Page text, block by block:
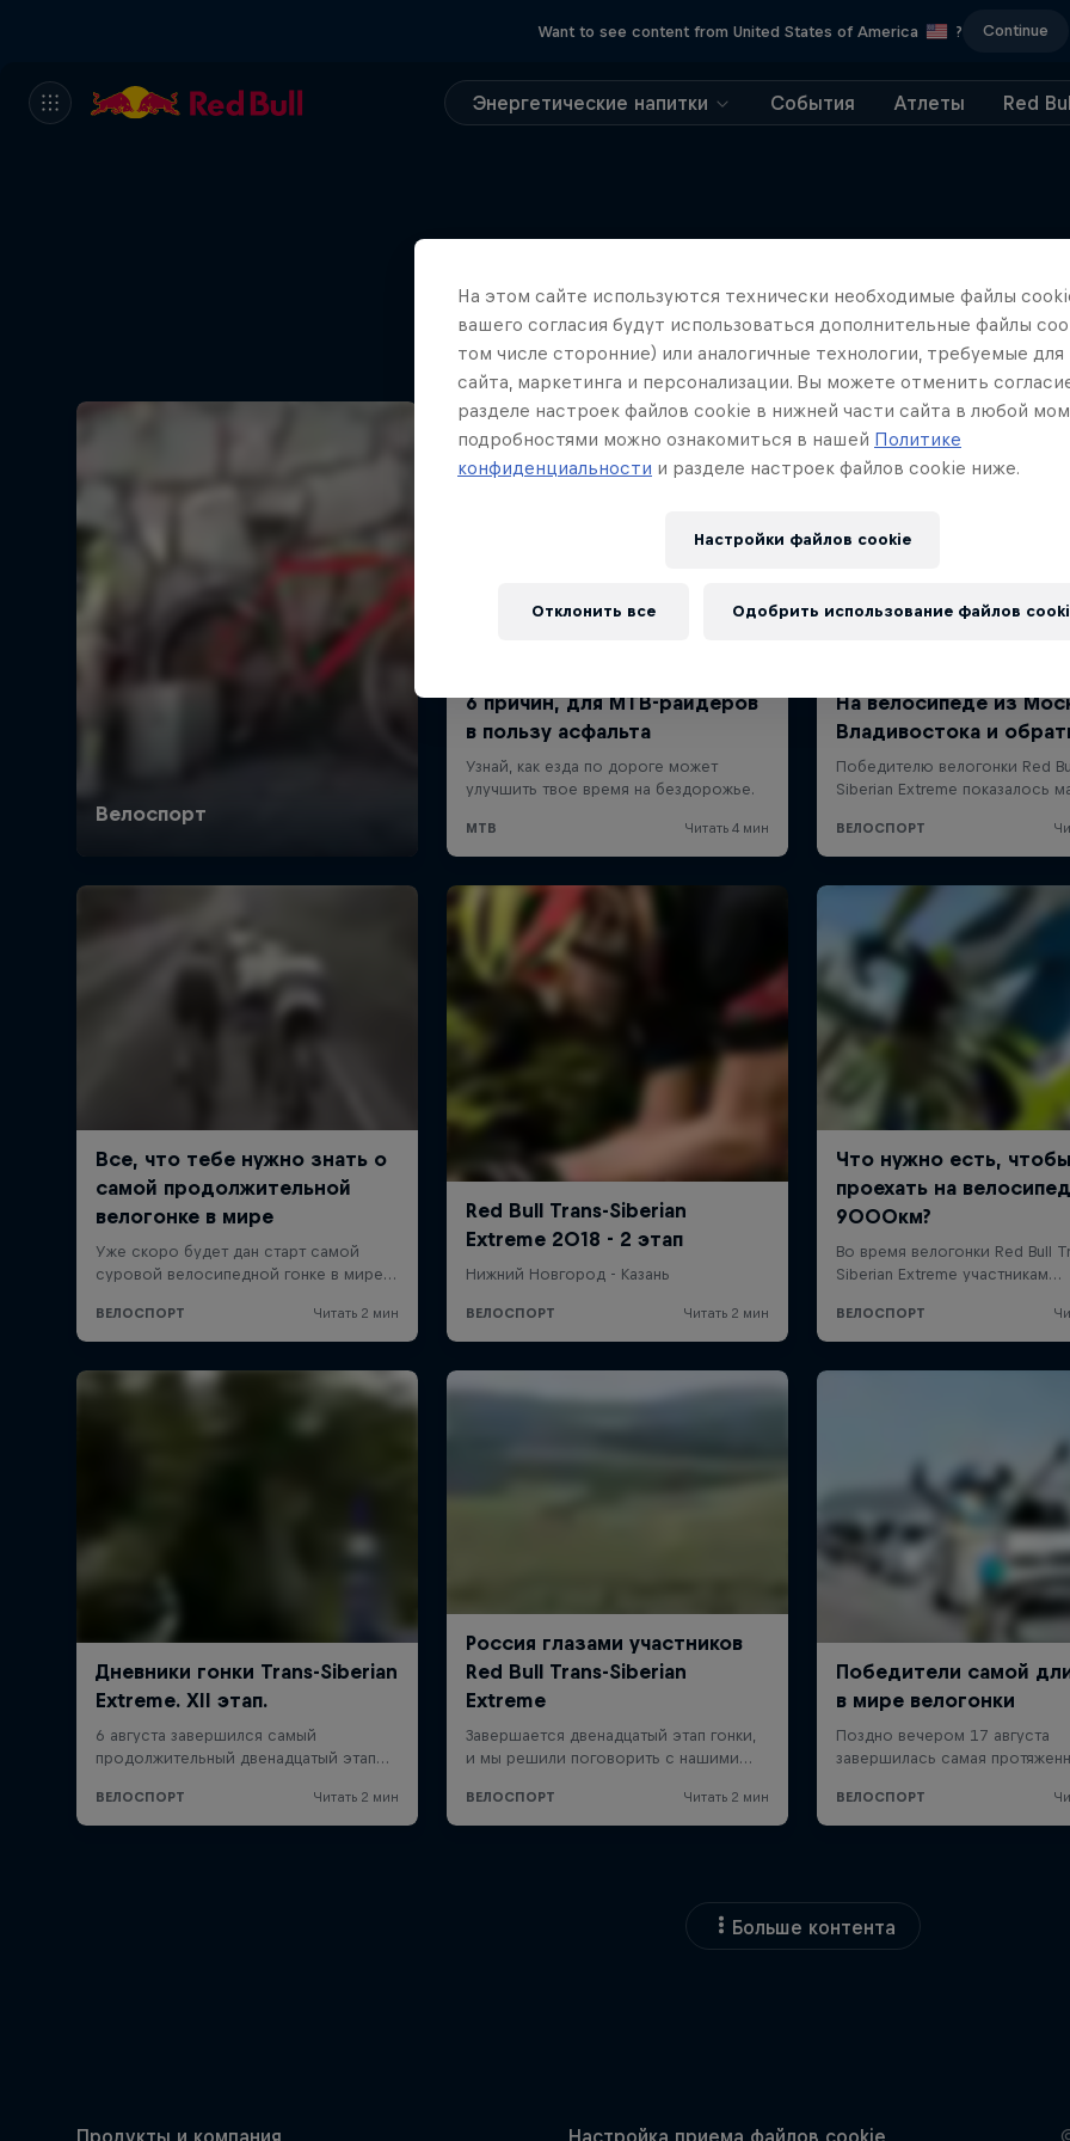
Want to see content from United States of America ? Continue
Энергетические напитки События Атлеты Red
Еще
Больше контента
На этом сайте иcпользуются технически необходимые файлы
вашего согласия будут использоваться дополнительные файлы
том числе сторонние) или аналогичные технологии, требуемые
сайта, маркетинга и персонализации. Вы можете отменить
разделе настроек файлов cookie в нижней части сайта в любой
подробностями можно ознакомиться в нашей Политике
конфиденциальности и разделе настроек файлов cookie ниже.
Настройки файлов cookie
Отклонить все Одобрить использование файлов